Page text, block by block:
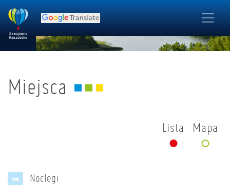
Miejsca
Lista Mapa
Noclegi